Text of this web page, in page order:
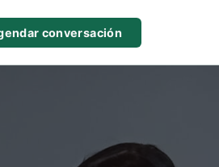
conversación